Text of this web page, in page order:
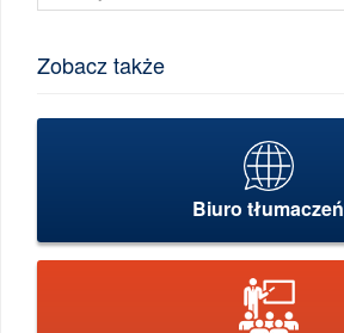
Zobacz także
Biuro tłumaczeń